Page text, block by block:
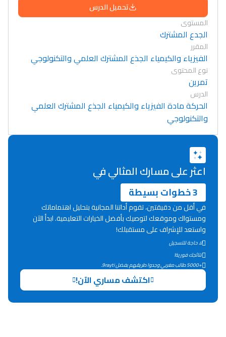
Lycée Maroc
التعليم الثانوي التأهيلي
Collège au Maroc
التعليم الثانوي الإعدادي
تحميل الدرس
المستوى
الجدع المشترك
المقرر
الفيزياء والكيمياء الجذع المشترك العلمي والتكنولوجي
نوع المحتوى
تمرين
الدرس
الحركة مادة الفيزياء والكيمياء الجذع المشترك العلمي
والتكنولوجي
اعثر على مسارك المثالي في
3 خطوات بسيطة
في أقل من دقيقتين، تقوم أداتنا المجانية بتحليل اهتماماتك
ومستواك وموقعك لتوصيك بأفضل الخيارات التعليمية. ابدأ الآن
واستعد للإشراف على مستقبلك!
لا حاجة للتسجيل
نتائجك فورية!
+5000 طالب مغربي وجدوا طريقهم بفضل 9rayti.
اكتشف مساري الآن!